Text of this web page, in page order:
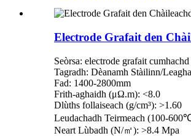
Electrode Grafait den
Seòrsa: electrode grafait
Tagradh: Dèanamh Stàilinn/
Fad: 1400-2800mm
Frith-aghaidh (μΩ.m): <8.0
Dlùths follaiseach (g/cm³): >1.60
Leudachadh Teirmeach (100-
Neart Lùbadh (N/㎡): >8.4 Mpa